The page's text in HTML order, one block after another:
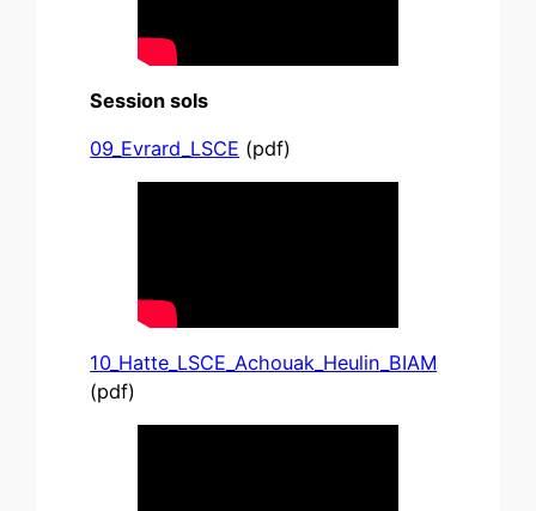
Session sols
09_Evrard_LSCE (pdf)
10_Hatte_LSCE_Achouak_Heulin_BIAM
(pdf)